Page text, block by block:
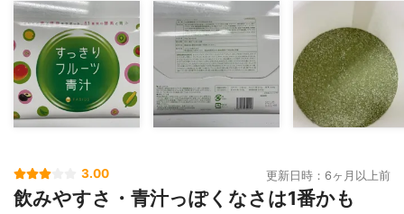
3.00 更新日時：6ヶ月以上前
飲みやすさ・青汁っぽくなさは1番かも